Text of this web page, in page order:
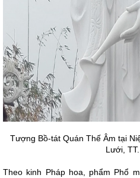
Tượng Bồ-tát Quán Thế Âm tại
Lưới,
Theo kinh Pháp hoa, phẩm Phổ